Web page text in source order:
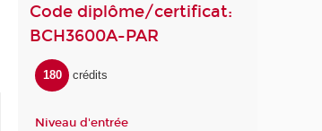
Code diplôme/certificat:
BCH3600A-PAR
180 crédits
Niveau d'entrée